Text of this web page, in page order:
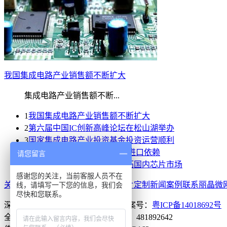
我国集成电路产业销售额不断扩大
集成电路产业销售额不断...
1我国集成电路产业销售额不断扩大
2第六届中国IC创新高峰论坛在松山湖举办
3国家集成电路产业投资基金投资运营顺利
4芯片价值惊人 我国亟待摆脱进口依赖
5三星计划与中国合作共同开拓国内芯片市场
关于丽晶微电子蜡烛芯片系列IC芯片定制 新闻案例 联系丽晶微
深圳市丽晶微电子科技有限公司 备案号： 粤ICP备14018692号
全国服务热线： 0755-29100085
QQ：481892642
请您留言
感谢您的关注，当前客服人员不在
线，请填写一下您的信息，我们会
尽快和您联系。